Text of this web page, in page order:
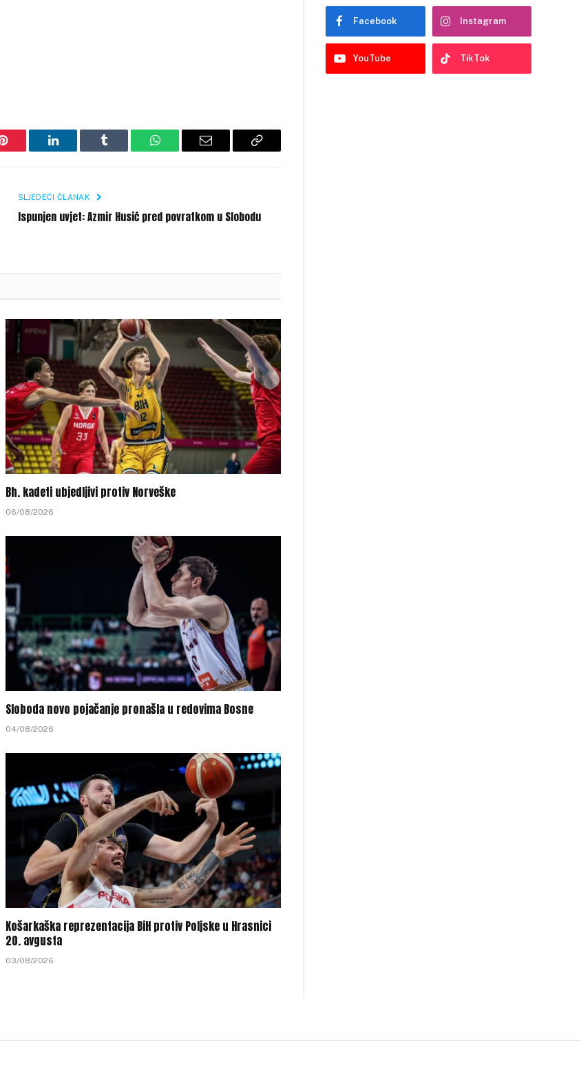
Pinterest LinkedIn Tumblr WhatsAppEmail
Copy
SLJEDEĆI ČLANAK
Ispunjen uvjet: Azmir Husić pred povratkom u Slobodu
Bh. kadeti ubjedljivi protiv Norveške
06/08/2026
Sloboda novo pojačanje pronašla u redovima Bosne
04/08/2026
Košarkaška reprezentacija BiH protiv Poljske u Hrasnici
20. avgusta
03/08/2026
Facebook Instagram
YouTube TikTok